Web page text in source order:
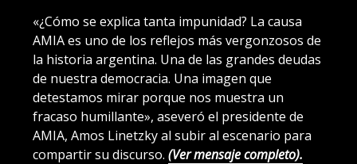
«¿Cómo se explica tanta impunidad? La causa
AMIA es uno de los reflejos más vergonzosos de
la historia argentina. Una de las grandes deudas
de nuestra democracia. Una imagen que
detestamos mirar porque nos muestra un
fracaso humillante», aseveró el presidente de
AMIA, Amos Linetzky al subir al escenario para
compartir su discurso. (Ver mensaje completo).